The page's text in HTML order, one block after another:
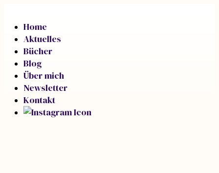
Home
Aktuelles
Bücher
Blog
Über mich
Newsletter
Kontakt